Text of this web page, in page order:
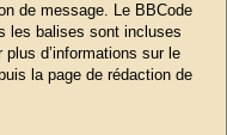
de message. Le BBCode
les balises sont incluses
d’informations sur le
la page de rédaction de